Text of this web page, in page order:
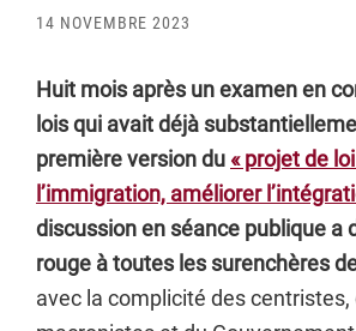
14 NOVEMBRE 2023
Huit mois après un examen en
lois qui avait déjà
première version du « projet de
l’immigration, améliorer
discussion en séance publique a
rouge à toutes les surenchères
avec la complicité des centristes,